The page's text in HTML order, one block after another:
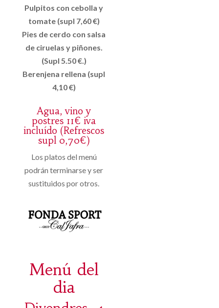
Pulpitos con cebolla y
tomate (supl 7,60 €)
Pies de cerdo con salsa
de ciruelas y piñones.
(Supl 5.50 €.)
Berenjena rellena (supl
4,10 €)
Agua, vino y
postres 11€ iva
incluído (Refrescos
supl 0,70€)
Los platos del menú
podrán terminarse y ser
sustituidos por otros.
Menú del
dia